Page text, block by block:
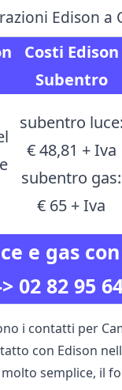
Edison a
e gas
02 82 95
Costi Edison
Subentro
subentro luce:
€ 48,81 + Iva
subentro gas:
€ 65 + Iva
i contatti per
con Edison
molto semplice, il